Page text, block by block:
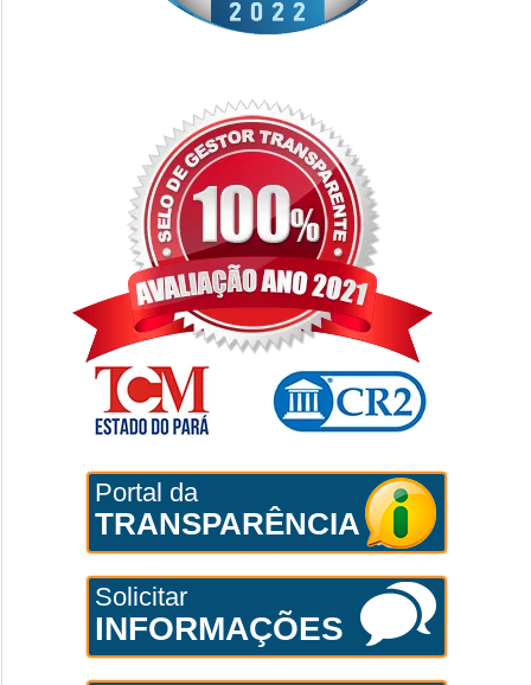
Portal da
TRANSPARÊNCIA
Solicitar
INFORMAÇÕES